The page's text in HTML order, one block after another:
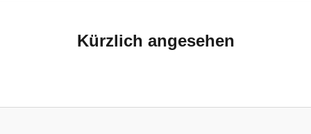
Kürzlich angesehen